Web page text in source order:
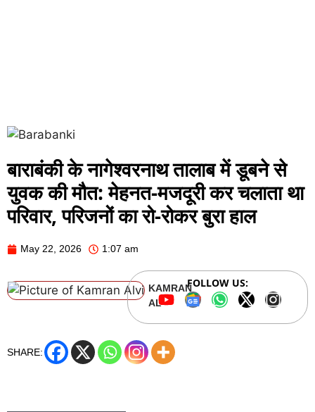
बाराबंकी के नागेश्वरनाथ तालाब में डूबने से
युवक की मौत: मेहनत-मजदूरी कर चलाता था
परिवार, परिजनों का रो-रोकर बुरा हाल
May 22, 2026 1:07 am
KAMRAN
ALVI
FOLLOW US:
SHARE: